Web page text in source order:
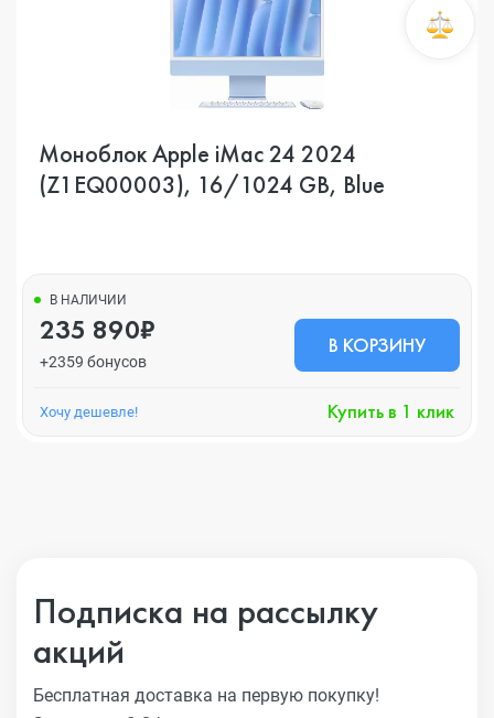
Моноблок Apple iMac 24 2024
(Z1EQ00003), 16/1024 GB, Blue
В НАЛИЧИИ
235 890₽
+2359 бонусов
В КОРЗИНУ
Хочу дешевле! Купить в 1 клик
Подписка на рассылку
акций
Бесплатная доставка на первую покупку!